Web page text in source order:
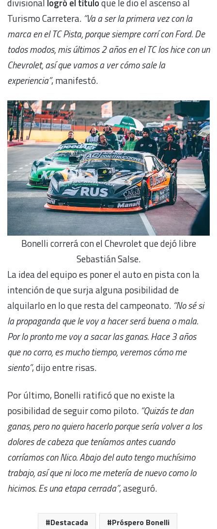
Turismo Carretera. “Va a ser la primera vez con la
marca en el TC Pista, porque siempre corrí con Ford. De
todos modos, mis últimos 2 años en el TC los hice con un
Chevrolet, así que vamos a ver cómo sale la
experiencia”, manifestó.
Bonelli correrá con el Chevrolet que dejó libre
Sebastián Salse.
La idea del equipo es poner el auto en pista con la
intención de que surja alguna posibilidad de
alquilarlo en lo que resta del campeonato. “No sé si
la propaganda que le voy a hacer será buena o mala.
Por lo pronto me voy a sacar las ganas. Hace 3 años
que no corro, es mucho tiempo, veremos cómo me
siento”, dijo entre risas.
Por último, Bonelli ratificó que no existe la
posibilidad de seguir como piloto. “Quizás te dan
ganas, pero no quiero hacerlo porque sería volver a los
dolores de cabeza que teníamos antes cuando
corríamos con Nico. Abajo del auto tengo muchísimo
trabajo, así que ni loco me metería de nuevo como lo
hicimos. Es una etapa cerrada”, aseguró.
Destacada Próspero Bonelli